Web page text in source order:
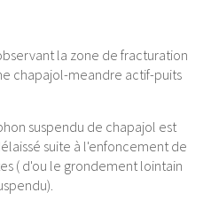
la zone de fracturation
chapajol-meandre actif-puits
suspendu de chapajol est
suite à l'enfoncement de
( d'ou le grondement lointain